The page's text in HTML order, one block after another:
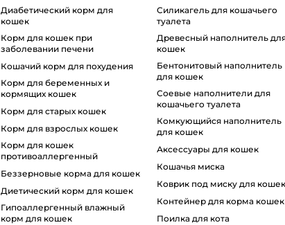
диабетический корм для
кошек
корм для кошек при
заболевании печени
кошачий корм для похудения
корм для беременных и
кормящих кошек
корм для старых кошек
корм для взрослых кошек
корм для кошек
противоаллергенный
беззерновые корма для кошек
диетический корм для кошек
гипоаллергенный влажный
корм для кошек
силикагель для кошачьего
туалета
древесный наполнитель для
кошек
бентонитовый наполнитель
для кошек
соевые наполнители для
кошачьего туалета
комкующийся наполнитель
для кошек
аксессуары для кошек
кошачья миска
коврик под миску для кошек
контейнер для корма кошек
поилка для кота